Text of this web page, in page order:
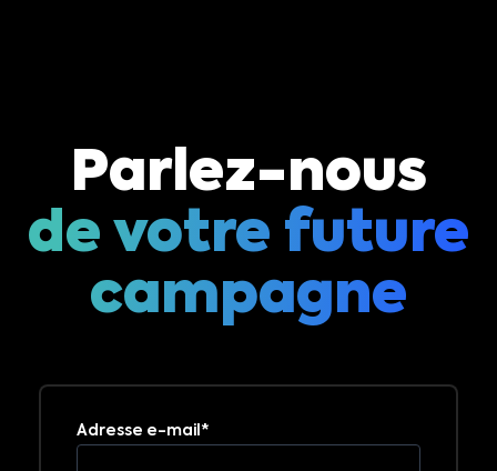
Parlez-nous
de votre future
campagne
Adresse e-mail*